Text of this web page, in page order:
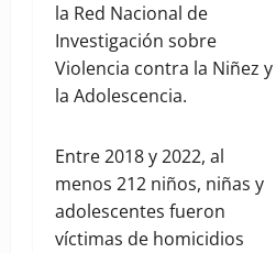
la Red Nacional de
Investigación sobre
Violencia contra la Niñez y
la Adolescencia.
Entre 2018 y 2022, al
menos 212 niños, niñas y
adolescentes fueron
víctimas de homicidios